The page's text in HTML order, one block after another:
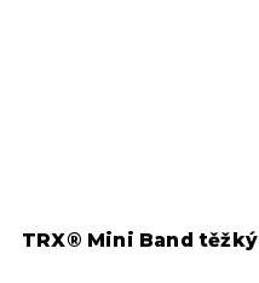
TRX® Mini Band těžký